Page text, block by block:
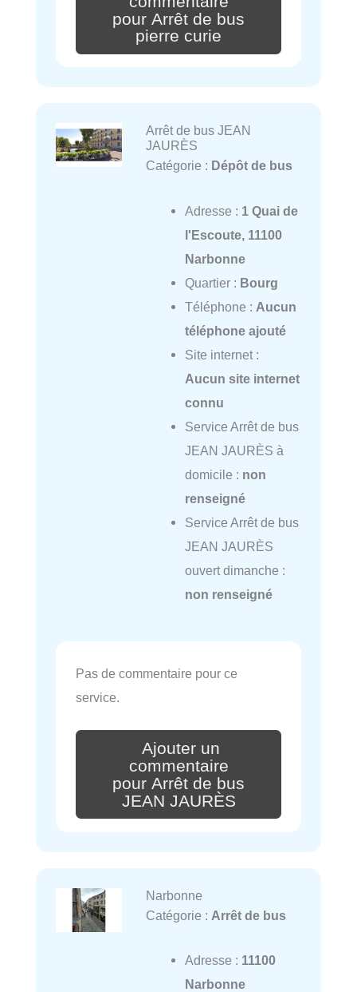
pour Arrêt de bus
pierre curie
Arrêt de bus JEAN
JAURÈS
Catégorie : Dépôt de bus
Adresse : 1 Quai de
l'Escoute, 11100
Narbonne
Quartier : Bourg
Téléphone : Aucun
téléphone ajouté
Site internet :
Aucun site internet
connu
Service Arrêt de bus
JEAN JAURÈS à
domicile : non
renseigné
Service Arrêt de bus
JEAN JAURÈS
ouvert dimanche :
non renseigné
Pas de commentaire pour ce
service.
Ajouter un
commentaire
pour Arrêt de bus
JEAN JAURÈS
Narbonne
Catégorie : Arrêt de bus
Adresse : 11100
Narbonne